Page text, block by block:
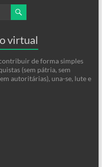
virtual
de forma simples
(sem pátria, sem
autoritárias), una-se, lute e